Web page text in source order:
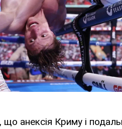
, що анексія Криму і